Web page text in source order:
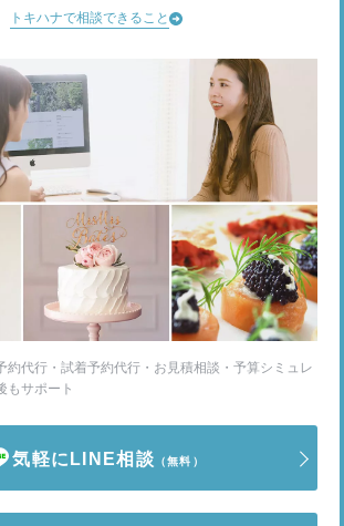
トキハナで相談できること
約代行・試着予約代行・お見積相談・予算シミュレ
もサポート
気軽にLINE相談 （無料）